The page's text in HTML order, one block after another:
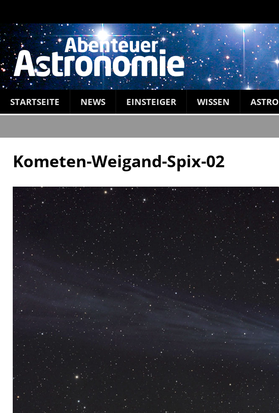
STARTSEITE NEWS EINSTEIGER WISSEN
Kometen-Weigand-Spix-02